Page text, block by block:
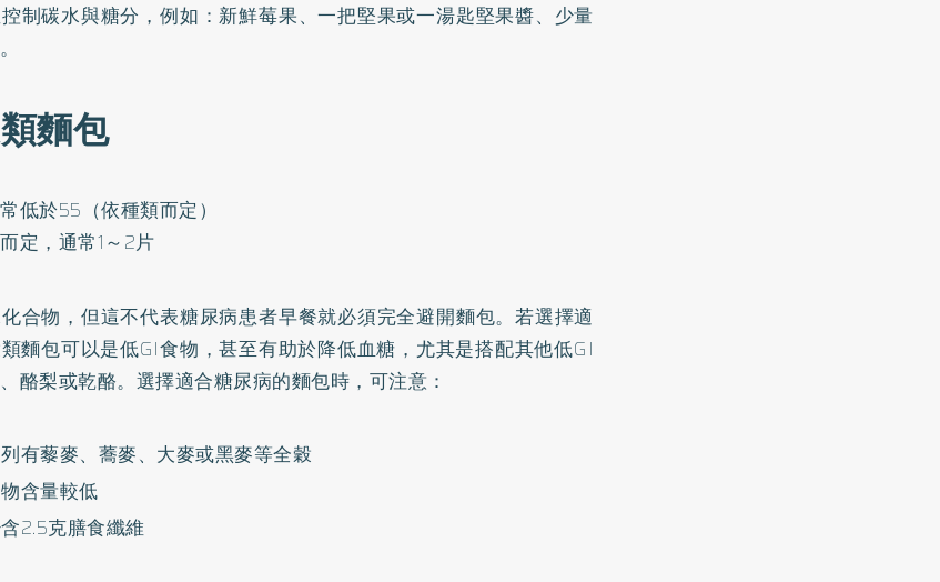
制碳水與糖分，例如：新鮮莓果、一把堅果或一湯匙堅果醬、少量
麵包
低於55（依種類而定）
定，通常1～2片
合物，但這不代表糖尿病患者早餐就必須完全避開麵包。若選擇適
麵包可以是低GI食物，甚至有助於降低血糖，尤其是搭配其他低GI
酪梨或乾酪。選擇適合糖尿病的麵包時，可注意：
有藜麥、蕎麥、大麥或黑麥等全穀
含量較低
2.5克膳食纖維